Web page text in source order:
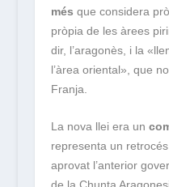
més que considera
pròpia de les àrees
dir, l’aragonès, i la
l’àrea oriental», que
Franja.
La nova llei era un
representa un
aprovat l’anterior